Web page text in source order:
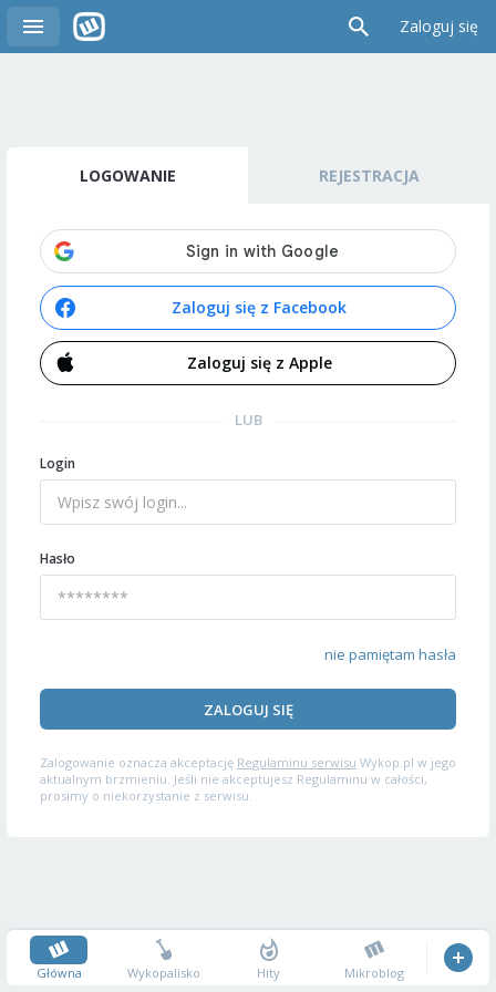
Zaloguj się
LOGOWANIE REJESTRACJA
Zaloguj się z Facebook
Zaloguj się z Apple
LUB
Login
Hasło
nie pamiętam hasła
ZALOGUJ SIĘ
Zalogowanie oznacza akceptację Regulaminu serwisu Wykop.pl w jego
aktualnym brzmieniu. Jeśli nie akceptujesz Regulaminu w całości,
prosimy o niekorzystanie z serwisu.
Główna Wykopalisko Hity Mikroblog